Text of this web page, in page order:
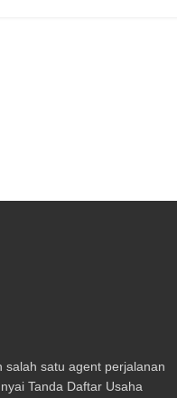
salah satu agent perjalanan
Tanda Daftar Usaha